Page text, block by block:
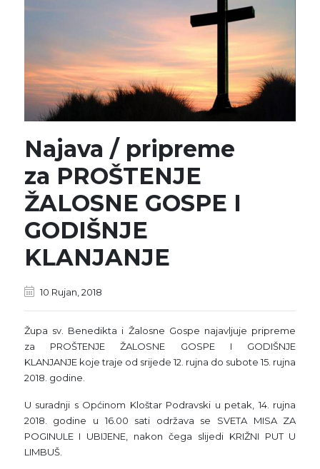
Najava / pripreme
za PROŠTENJE
ŽALOSNE GOSPE I
GODIŠNJE
KLANJANJE
10 Rujan, 2018
Župa sv. Benedikta i Žalosne Gospe najavljuje pripreme
za PROŠTENJE ŽALOSNE GOSPE I GODIŠNJE
KLANJANJE koje traje od srijede 12. rujna do subote 15. rujna
2018. godine.
U suradnji s Općinom Kloštar Podravski u petak, 14. rujna
2018. godine u 16.00 sati održava se SVETA MISA ZA
POGINULE I UBIJENE, nakon čega slijedi KRIŽNI PUT U
LIMBUŠ.